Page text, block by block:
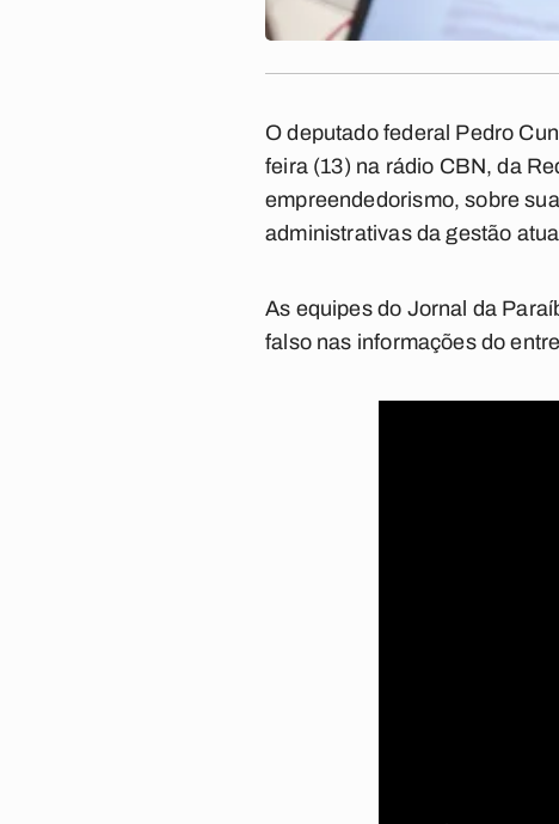
O deputado federal Pedro
feira (13) na rádio CBN, da
empreendedorismo, sobre
administrativas da gestão
As equipes do Jornal da
falso nas informações do